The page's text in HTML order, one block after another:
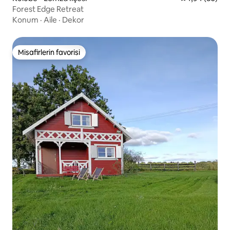
Forest Edge Retreat
Konum · Aile · Dekor
Misafirlerin favorisi
Misafirlerin favorisi